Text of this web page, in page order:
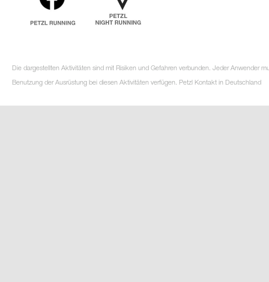
Die dargestellten Aktivitäten sind mit Risiken und Gefahren verbunden. Jeder Anwender
Benutzung der Ausrüstung bei diesen Aktivitäten verfügen. Petzl Kontakt in Deutschland